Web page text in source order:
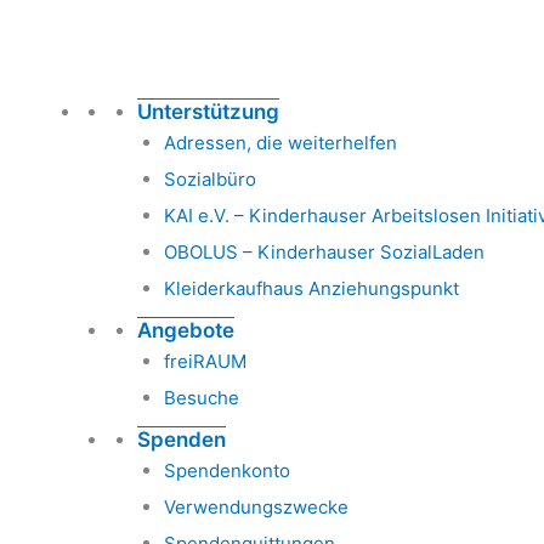
Unterstützung
Adressen, die weiterhelfen
Sozialbüro
KAI e.V. – Kinderhauser Arbeitslosen
OBOLUS – Kinderhauser SozialLaden
Kleiderkaufhaus Anziehungspunkt
Angebote
freiRAUM
Besuche
Spenden
Spendenkonto
Verwendungszwecke